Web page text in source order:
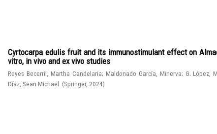
Cyrtocarpa edulis fruit and its immunostimulant effect on
vitro, in vivo and ex vivo studies
Reyes Becerril, Martha Candelaria; Maldonado García, Minerva; G. López,
Díaz, Sean Michael (Springer, 2024)